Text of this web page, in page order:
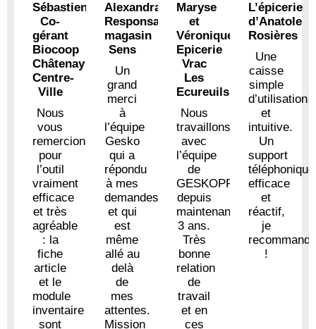
Sébastien,
Co-
gérant
Biocoop
Châtenay
Centre-
Ville
Nous
vous
remercions
pour
l’outil
vraiment
efficace
et très
agréable
: la
fiche
article
et le
module
inventaire
sont
Alexandra,
Responsable
magasin
Sens
Un
grand
merci
à
l’équipe
Gesko
qui a
répondu
à mes
demandes
et qui
est
même
allé au
delà
de
mes
attentes.
Mission
Maryse
et
Véronique,
Epicerie
Vrac
Les
Ecureuils
Nous
travaillons
avec
l’équipe
de
GESKOPRO
depuis
maintenant
3 ans.
Très
bonne
relation
de
travail
et en
ces
L’épicerie
d’Anatole
Rosières
Une
caisse
simple
d’utilisation
et
intuitive.
Un
support
téléphonique
efficace
et
réactif,
je
recommande
!